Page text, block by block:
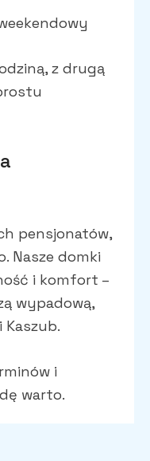
z drugą
pensjonatów,
Nasze domki
i komfort –
wypadową,
Kaszub.
i
warto.